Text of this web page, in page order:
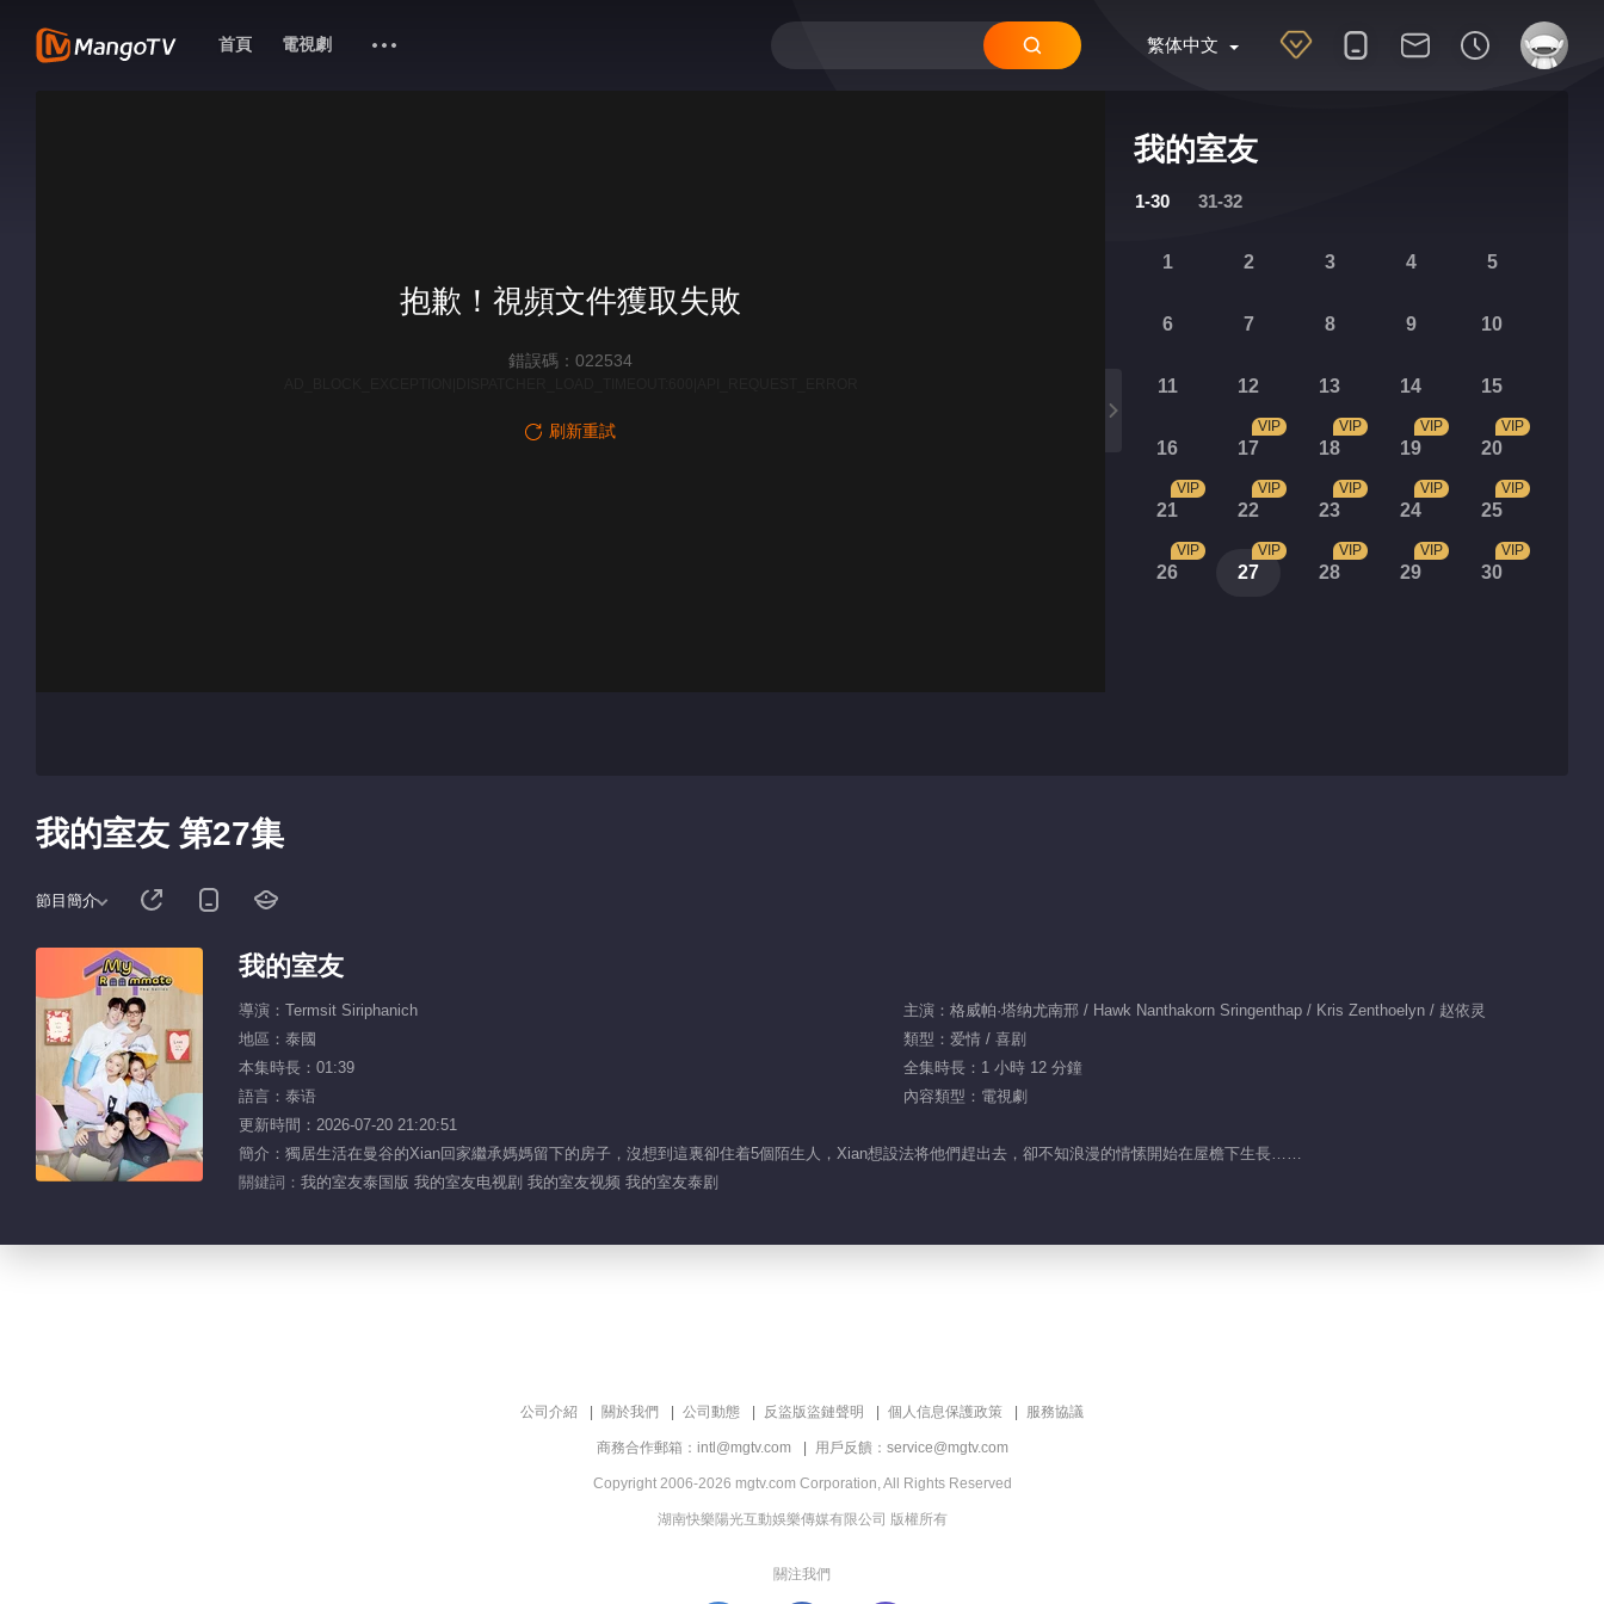
繁体中文
首頁 電視劇
我的室友
1-30 31-32
1 2 3 4 5
6 7 8 9 10
11 12 13 14 15
16 17
VIP
18
VIP
19
VIP
20
VIP
21
VIP
22
VIP
23
VIP
24
VIP
25
VIP
26
VIP
27
VIP
28
VIP
29
VIP
30
VIP
抱歉！視頻文件獲取失敗
錯誤碼：022534
刷新重試
我的室友 第27集
節目簡介
我的室友
導演：Termsit Siriphanich
主演：格威帕·塔纳尤南邢 / Hawk Nanthakorn Sringenthap / Kris Zenthoelyn / 赵依灵
地區：泰國
類型：爱情 / 喜剧
本集時長：01:39
全集時長：1 小時 12 分鐘
語言：泰语
內容類型：電視劇
更新時間：2026-07-20 21:20:51
簡介：獨居生活在曼谷的Xian回家繼承媽媽留下的房子，沒想到這裏卻住着5個陌生人，Xian想設法将他們趕出去，卻不知浪漫的情愫開始在屋檐下生長……
關鍵詞： 我的室友泰国版 我的室友电视剧 我的室友视频 我的室友泰剧
公司介紹 關於我們 公司動態 反盜版盜鏈聲明 個人信息保護政策 服務協議
商務合作郵箱：intl@mgtv.com 用戶反饋：service@mgtv.com
Copyright 2006-2026 mgtv.com Corporation, All Rights Reserved
湖南快樂陽光互動娛樂傳媒有限公司 版權所有
關注我們